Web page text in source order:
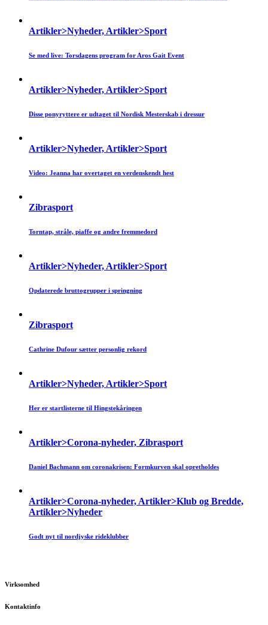
Artikler>Nyheder, Artikler>Sport
Se med live: Torsdagens program for Aros Gait Event
Artikler>Nyheder, Artikler>Sport
Disse ponyryttere er udtaget til Nordisk Mesterskab i dressur
Artikler>Nyheder, Artikler>Sport
Video: Jeanna har overtaget en verdenskendt hest
Zibrasport
Torntap, stråle, piaffe og andre fremmedord
Artikler>Nyheder, Artikler>Sport
Opdaterede bruttogrupper i springning
Zibrasport
Cathrine Dufour sætter personlig rekord
Artikler>Nyheder, Artikler>Sport
Her er startlisterne til Hingstekåringen
Artikler>Corona-nyheder, Zibrasport
Daniel Bachmann om coronakrisen: Formkurven skal opretholdes
Artikler>Corona-nyheder, Artikler>Klub og Bredde,
Artikler>Nyheder
Godt nyt til nordjyske rideklubber
Virksomhed
Kontaktinfo